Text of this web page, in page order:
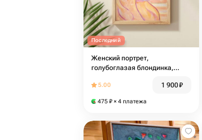
Последний
Женский портрет,
голубоглазая блондинка,
сюрреализм, минимализм,
5.00 1 900₽
475 ₽ × 4 платежа